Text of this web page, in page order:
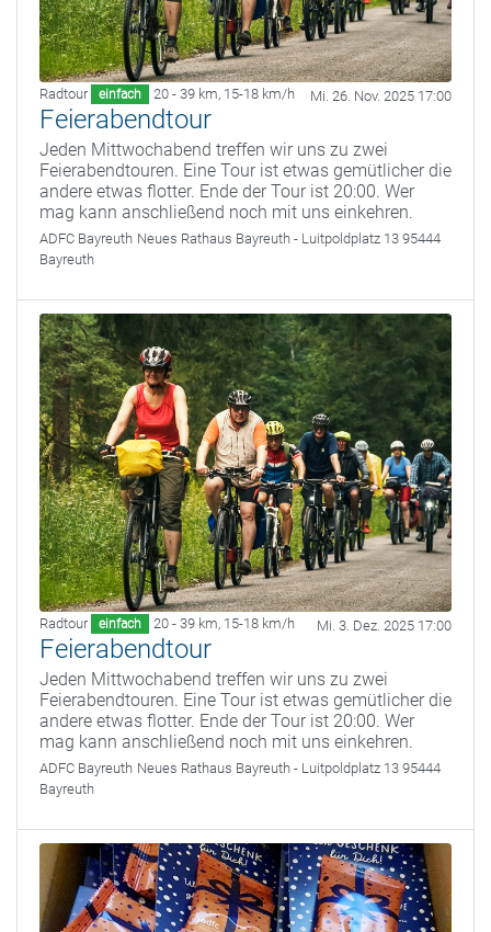
Radtour einfach 20 - 39 km, 15-18 km/h Mi. 26. Nov. 2025 17:00
Feierabendtour
Jeden Mittwochabend treffen wir uns zu zwei
Feierabendtouren. Eine Tour ist etwas gemütlicher die
andere etwas flotter. Ende der Tour ist 20:00. Wer
mag kann anschließend noch mit uns einkehren.
ADFC Bayreuth Neues Rathaus Bayreuth - Luitpoldplatz 13 95444
Bayreuth
Radtour einfach 20 - 39 km, 15-18 km/h Mi. 3. Dez. 2025 17:00
Feierabendtour
Jeden Mittwochabend treffen wir uns zu zwei
Feierabendtouren. Eine Tour ist etwas gemütlicher die
andere etwas flotter. Ende der Tour ist 20:00. Wer
mag kann anschließend noch mit uns einkehren.
ADFC Bayreuth Neues Rathaus Bayreuth - Luitpoldplatz 13 95444
Bayreuth